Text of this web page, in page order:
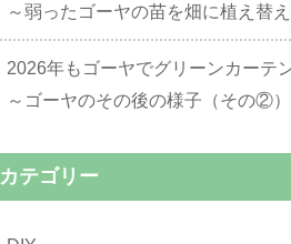
～弱ったゴーヤの苗を畑に植え替
2026年もゴーヤでグリーンカーテ
～ゴーヤのその後の様子（その②）
カテゴリー